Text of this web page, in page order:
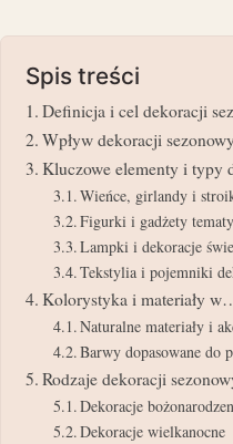
Spis treści
Definicja i cel dekoracji
Wpływ dekoracji
Kluczowe elementy i typy
Wieńce, girlandy i
Figurki i gadżety
Lampki i dekoracje
Tekstylia i pojemniki
Kolorystyka i materiały
Naturalne materiały i
Barwy dopasowane do
Rodzaje dekoracji
Dekoracje
Dekoracje wielkanocne